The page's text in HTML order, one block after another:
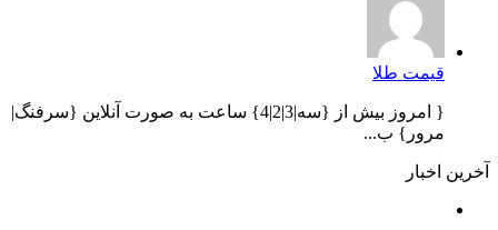
قیمت طلا
{ امروز بیش از {سه|3|2|4} ساعت به صورت آنلاین {سرفنگ|
مرور} ب...
آخرین اخبار